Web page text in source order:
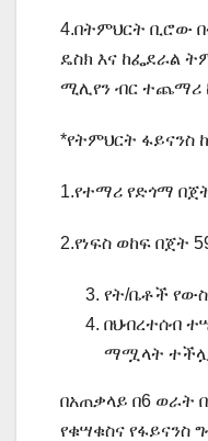
4.በትምህርት ቢሮው
ዴስክ እና ከፌደራል
ሚሊየን ብር ተጨማሪ
*የትምህርት ፋይናንስ
1.የተማሪ የድጎማ
2.የነፍስ ወከፍ በጀት
የት/ቤቶች
በህብረተሰብ
ማሟላት
በአጠቃላይ በ6 ወራት
የቁሣቁስና የፋይናንስ